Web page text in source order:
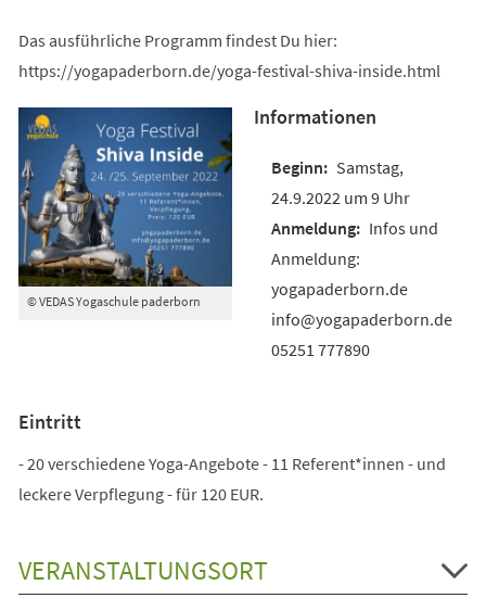
Das ausführliche Programm findest Du hier:
https://yogapaderborn.de/yoga-festival-shiva-inside.html
© VEDAS Yogaschule paderborn
Informationen
Samstag,
24.9.2022 um 9 Uhr
Infos und
Anmeldung:
yogapaderborn.de
info@yogapaderborn.de
05251 777890
Eintritt
- 20 verschiedene Yoga-Angebote - 11 Referent*innen - und
leckere Verpflegung - für 120 EUR.
VERANSTALTUNGSORT